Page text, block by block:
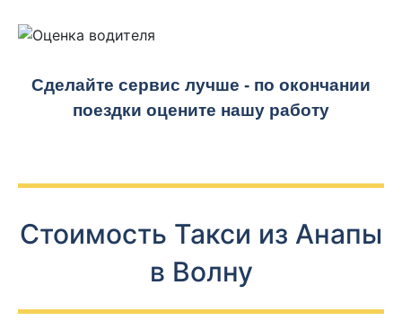
Сделайте сервис лучше - по окончании
поездки оцените нашу работу
Стоимость Такси из Анапы
в Волну